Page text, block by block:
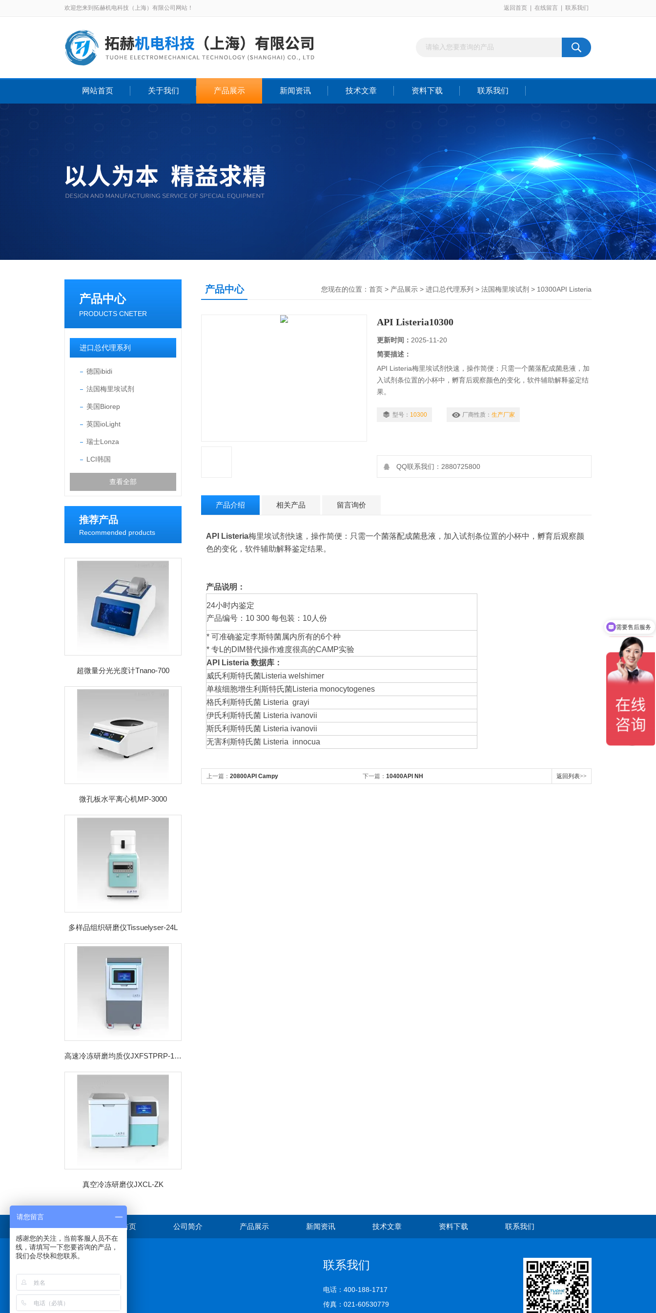
欢迎您来到拓赫机电科技（上海）有限公司网站！ 返回首页 在线留言 联系我们
网站首页 关于我们 产品展示 新闻资讯 技术文章 资料下载 联系我们
产品中心
PRODUCTS CNETER
进口总代理系列
德国ibidi
法国梅里埃试剂
美国Biorep
英国ioLight
瑞士Lonza
LCI韩国
查看全部
推荐产品
Recommended products
超微量分光光度计Tnano-700
微孔板水平离心机MP-3000
多样品组织研磨仪Tissuelyser-24L
高速冷冻研磨均质仪JXFSTPRP-192CL
真空冷冻研磨仪JXCL-ZK
产品中心 您现在的位置： 首页 > 产品展示 > 进口总代理系列 > 法国梅里埃试剂 > 10300API Listeria
API Listeria10300
更新时间： 2025-11-20
简要描述：
API Listeria梅里埃试剂快速，操作简便：只需一个菌落配成菌悬液，加
入试剂条位置的小杯中，孵育后观察颜色的变化，软件辅助解释鉴定结
果。
型号： 10300 厂商性质： 生产厂家
QQ联系我们：2880725800
产品介绍 相关产品 留言询价
API Listeria梅里埃试剂快速，操作简便：只需一个菌落配成菌悬液，加入试剂条位置的小杯中，孵育后观察颜
色的变化，软件辅助解释鉴定结果。
产品说明：
24小时内鉴定
产品编号：10 300 每包装：10人份
* 可准确鉴定李斯特菌属内所有的6个种
* 专L的DIM替代操作难度很高的CAMP实验
API Listeria 数据库：
威氏利斯特氏菌Listeria welshimer
单核细胞增生利斯特氏菌Listeria monocytogenes
格氏利斯特氏菌 Listeria grayi
伊氏利斯特氏菌 Listeria ivanovii
斯氏利斯特氏菌 Listeria ivanovii
无害利斯特氏菌 Listeria innocua
上一篇： 20800API Campy 下一篇： 10400API NH 返回列表>>
首页 公司简介 产品展示 新闻资讯 技术文章 资料下载 联系我们
联系我们
电话：400-188-1717
传真：021-60530779
需要产品说明书
请您留言
感谢您的关注，当前客服人员不在
线，请填写一下您要咨询的产品，
我们会尽快和您联系。